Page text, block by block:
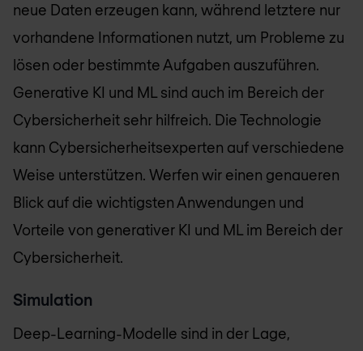
neue Daten erzeugen kann, während letztere nur
vorhandene Informationen nutzt, um Probleme zu
lösen oder bestimmte Aufgaben auszuführen.
Generative KI und ML sind auch im Bereich der
Cybersicherheit sehr hilfreich. Die Technologie
kann Cybersicherheitsexperten auf verschiedene
Weise unterstützen. Werfen wir einen genaueren
Blick auf die wichtigsten Anwendungen und
Vorteile von generativer KI und ML im Bereich der
Cybersicherheit.
Simulation
Deep-Learning-Modelle sind in der Lage,